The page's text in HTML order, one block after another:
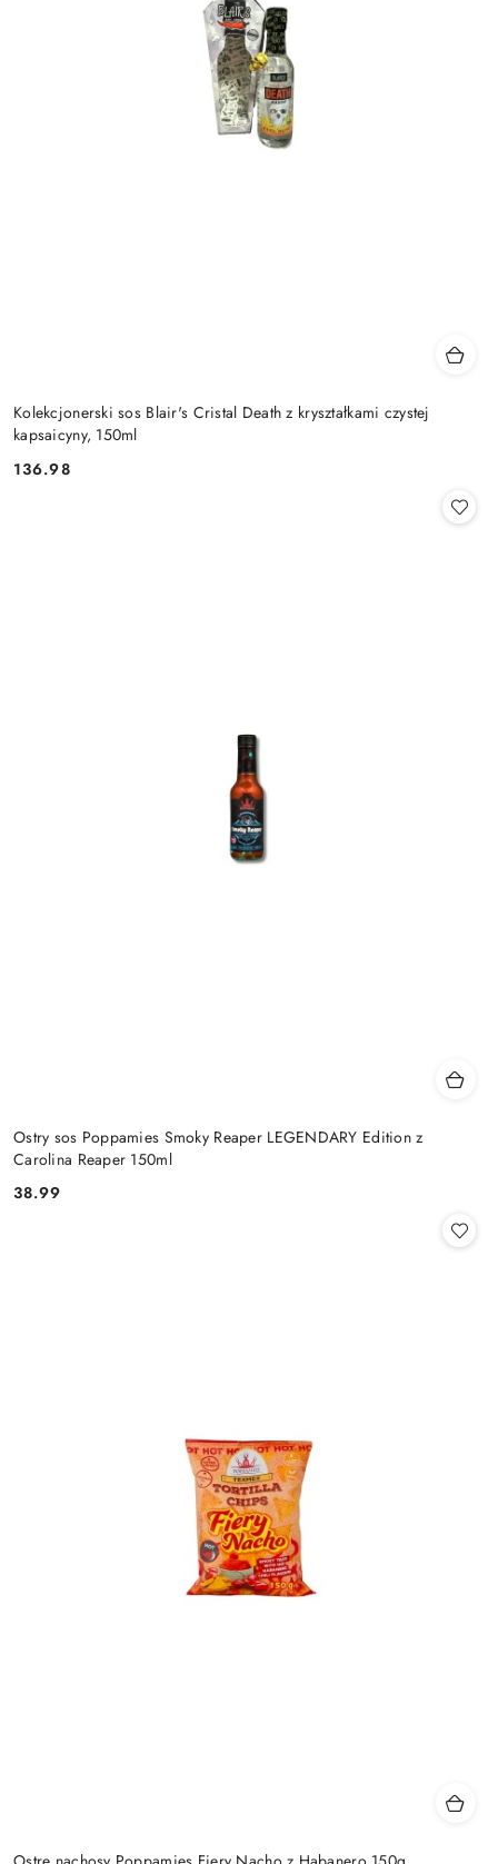
Kolekcjonerski sos Blair's Cristal Death z kryształkami czystej
kapsaicyny, 150ml
Cena:
136.98
Ostry sos Poppamies Smoky Reaper LEGENDARY Edition z
Carolina Reaper 150ml
Cena:
38.99